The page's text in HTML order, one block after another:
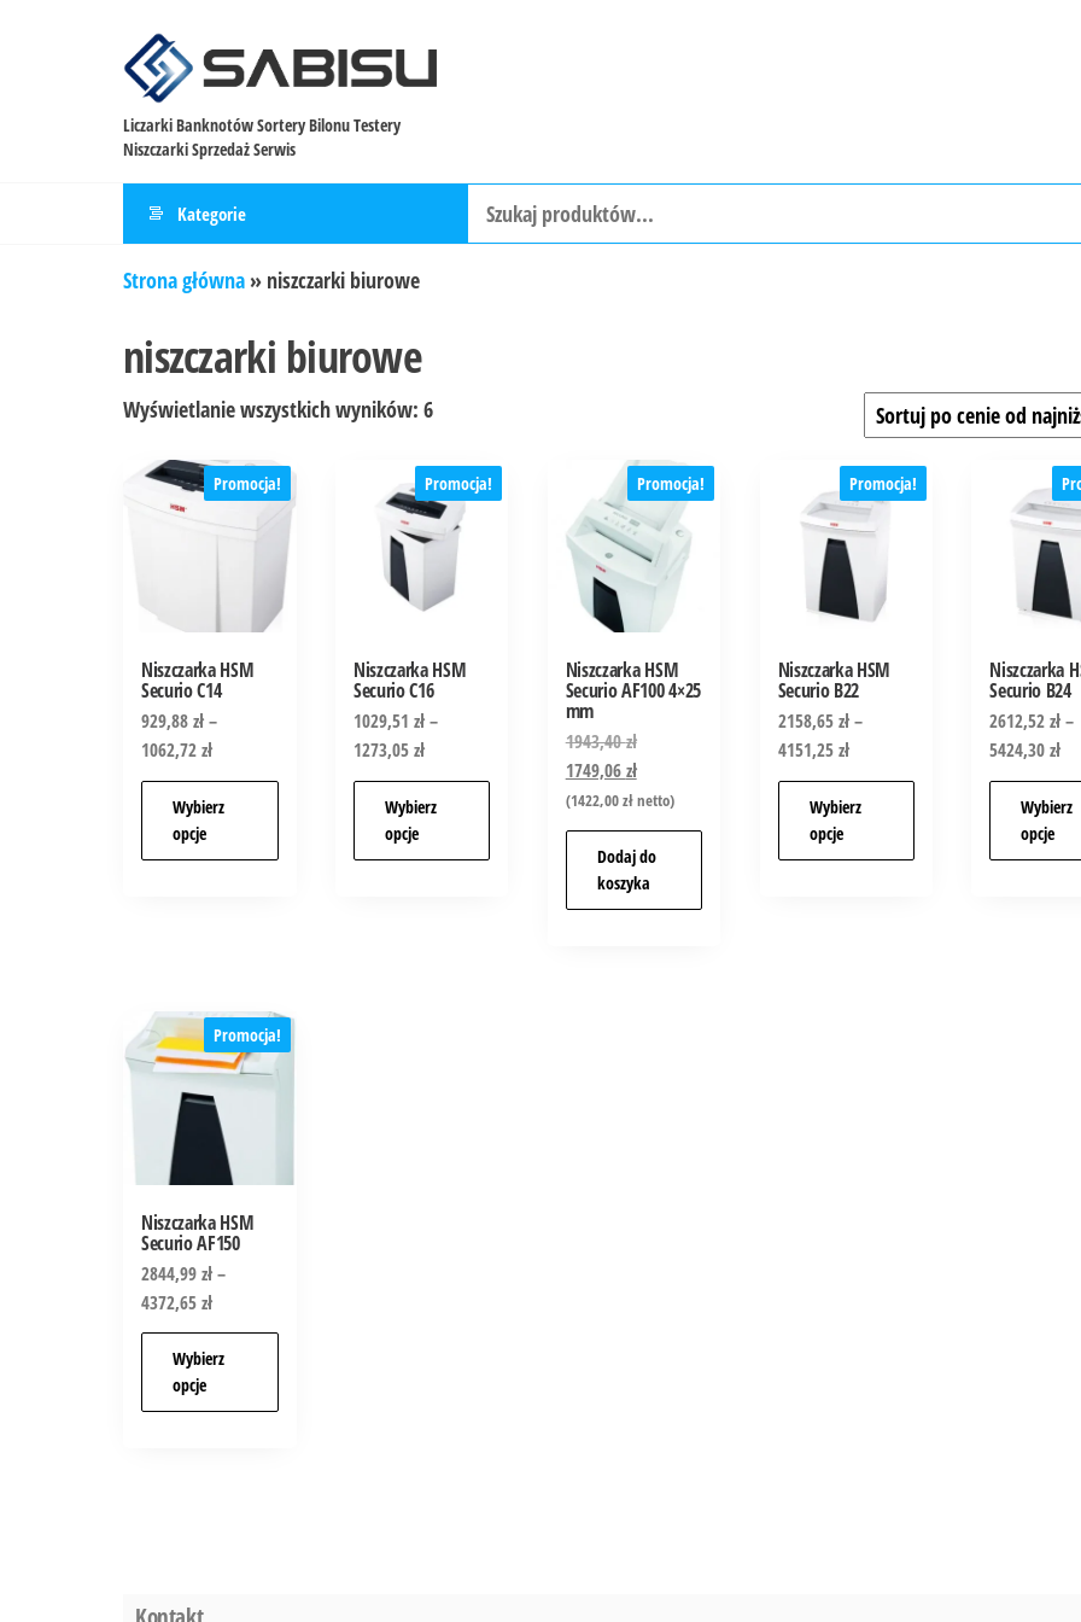
Liczarki Banknotów Sortery Bilonu Testery
Niszczarki Sprzedaż Serwis
Kategorie
Strona główna » niszczarki biurowe
niszczarki biurowe
Wyświetlanie wszystkich wyników: 6
Promocja!
Niszczarka HSM
Securio C14
929,88zł–
1062,72zł
Wybierz
opcje
Promocja!
Niszczarka HSM
Securio C16
1029,51 zł–
1273,05zł
Wybierz
opcje
Promocja!
Niszczarka HSM
Securio AF100 4×25
mm
1943,40zł
1749,06zł
(1422,00złnetto)
Dodaj do
koszyka
Promocja!
Niszczarka HSM
Securio B22
2158,65zł –
4151,25zł
Wybierz
opcje
Niszczarka
Securio B24
2612,52zł –
5424,30zł
Wybierz
opcje
Promocja!
Niszczarka HSM
Securio AF150
2844,99zł–
4372,65zł
Wybierz
opcje